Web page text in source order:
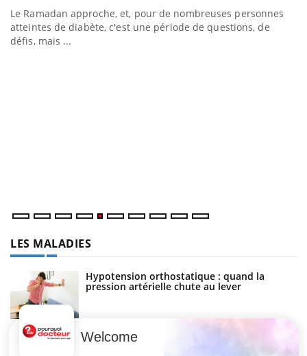
Le Ramadan approche, et, pour de nombreuses personnes
atteintes de diabète, c'est une période de questions, de
défis, mais ...
LES MALADIES
Hypotension orthostatique : quand la
pression artérielle chute au lever
Drépanocytose : une déformation des
Welcome